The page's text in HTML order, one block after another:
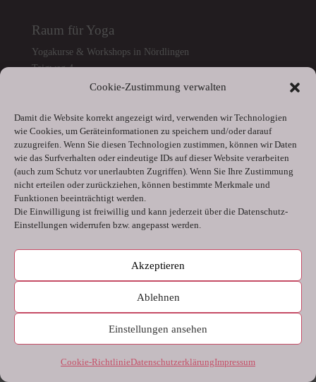
Cookie-Zustimmung verwalten
Damit die Website korrekt angezeigt wird, verwenden wir Technologien
wie Cookies, um Geräteinformationen zu speichern und/oder darauf
zuzugreifen. Wenn Sie diesen Technologien zustimmen, können wir Daten
wie das Surfverhalten oder eindeutige IDs auf dieser Website verarbeiten
(auch zum Schutz vor unerlaubten Zugriffen). Wenn Sie Ihre Zustimmung
nicht erteilen oder zurückziehen, können bestimmte Merkmale und
Funktionen beeinträchtigt werden.
Die Einwilligung ist freiwillig und kann jederzeit über die Datenschutz-
Einstellungen widerrufen bzw. angepasst werden.
Akzeptieren
Ablehnen
Einstellungen ansehen
Cookie-RichtlinieDatenschutzerklärungImpressum
Raum für Yoga
Yogakurse & Workshops in Nördlingen
Taigweg 4
Infos
Impressum
Datenschutzerklärung
Cookie-Richtlinie (EU)
Design: crayonne.de 2019